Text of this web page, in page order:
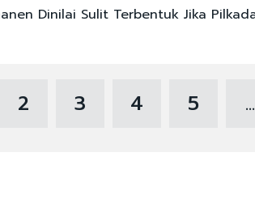
Dinilai Sulit Terbentuk Jika
2 3 4 5 ...